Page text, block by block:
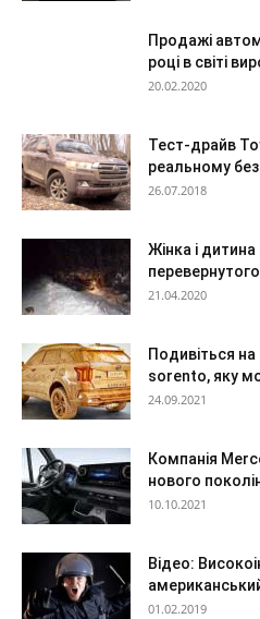
Продажі
році в світі
20.02.2020
Тест-драйв
реальному
26.07.2018
Жінка і
21.04.2020
Подивіться на
sorento, яку
24.09.2021
Компанія
нового
10.10.2021
Відео:
01.02.2019